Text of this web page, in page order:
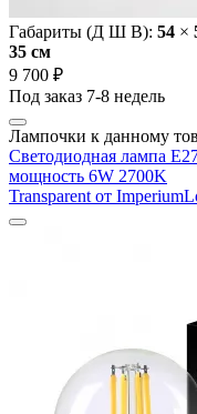
Габариты (Д Ш В): 54 ×
35 cм
9 700 ₽
Под заказ 7-8 недель
Лампочки к данному
Светодиодная лампа
мощность 6W 2700K
Transparent от